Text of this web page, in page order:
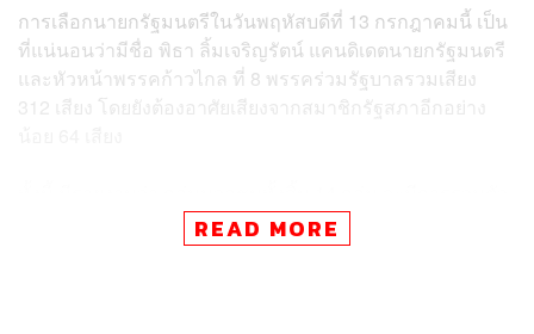
การเลือกนายกรัฐมนตรีในวันพฤหัสบดีที่ 13 กรกฎาคมนี้ เป็น
ที่แน่นอนว่ามีชื่อ พิธา ลิ้มเจริญรัตน์ แคนดิเดตนายกรัฐมนตรี
และหัวหน้าพรรคก้าวไกล ที่ 8 พรรคร่วมรัฐบาลรวมเสียง
312 เสียง โดยยังต้องอาศัยเสียงจากสมาชิกรัฐสภาอีกอย่าง
กันเพื่อมาแสดงเจตจำนงบริเวณลานหน้ารัฐสภา เพื่อให้ที่
ประชุมรัฐสภาสนับสนุน พิธา ลิ้มเจริญรัตน์ ขึ้นเป็นนายก
READ MORE